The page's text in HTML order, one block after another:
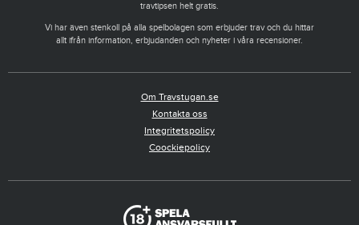
travtipsen helt gratis.
Vi har även stenkoll på alla spelbolagen som erbjuder trav och du hittar
allt ifrån information, erbjudanden och nyheter i våra recensioner.
Om Travstugan.se
Kontakta oss
Integritetspolicy
Coockiepolicy